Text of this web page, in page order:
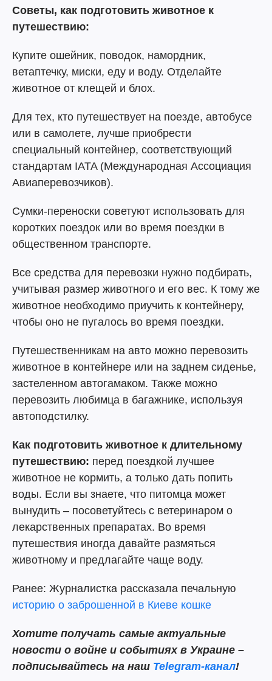
Советы, как подготовить животное к
путешествию:
Купите ошейник, поводок, намордник,
ветаптечку, миски, еду и воду. Отделайте
животное от клещей и блох.
Для тех, кто путешествует на поезде, автобусе
или в самолете, лучше приобрести
специальный контейнер, соответствующий
стандартам IATA (Международная Ассоциация
Авиаперевозчиков).
Сумки-переноски советуют использовать для
коротких поездок или во время поездки в
общественном транспорте.
Все средства для перевозки нужно подбирать,
учитывая размер животного и его вес. К тому же
животное необходимо приучить к контейнеру,
чтобы оно не пугалось во время поездки.
Путешественникам на авто можно перевозить
животное в контейнере или на заднем сиденье,
застеленном автогамаком. Также можно
перевозить любимца в багажнике, используя
автоподстилку.
Как подготовить животное к длительному
путешествию: перед поездкой лучшее
животное не кормить, а только дать попить
воды. Если вы знаете, что питомца может
вынудить – посоветуйтесь с ветеринаром о
лекарственных препаратах. Во время
путешествия иногда давайте размяться
животному и предлагайте чаще воду.
Ранее: Журналистка рассказала печальную
историю о заброшенной в Киеве кошке
Хотите получать самые актуальные
новости о войне и событиях в Украине –
подписывайтесь на наш Telegram-канал!